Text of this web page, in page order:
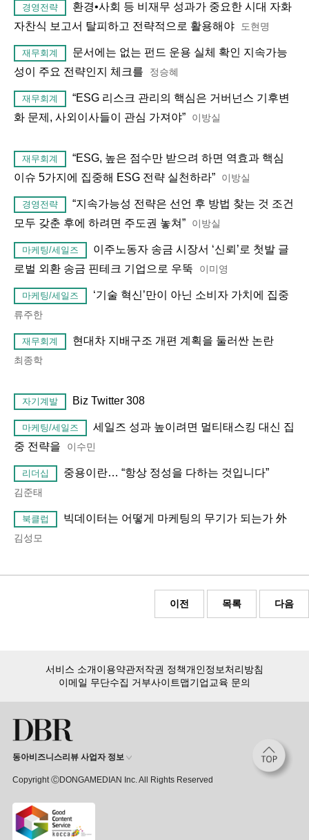
경영전략
환경•사회 등 비재무 성과가 중요한 시대 자화
자찬식 보고서 탈피하고 전략적으로 활용해야
도현명
재무회계
문서에는 없는 펀드 운용 실체 확인 지속가능
성이 주요 전략인지 체크를
정승혜
재무회계
“ESG 리스크 관리의 핵심은 거버넌스 기후변
화 문제, 사외이사들이 관심 가져야”
이방실
재무회계
“ESG, 높은 점수만 받으려 하면 역효과 핵심
이슈 5가지에 집중해 ESG 전략 실천하라”
이방실
경영전략
“지속가능성 전략은 선언 후 방법 찾는 것 조건
모두 갖춘 후에 하려면 주도권 놓쳐”
이방실
마케팅/세일즈
이주노동자 송금 시장서 ‘신뢰’로 첫발 글
로벌 외환 송금 핀테크 기업으로 우뚝
이미영
마케팅/세일즈 ‘기술 혁신’만이 아닌 소비자 가치에 집중
류주한
재무회계 현대차 지배구조 개편 계획을 둘러싼 논란
최종학
자기계발 Biz Twitter 308
마케팅/세일즈
세일즈 성과 높이려면 멀티태스킹 대신 집
중 전략을
이수민
리더십 중용이란… “항상 정성을 다하는 것입니다”
김준태
북클럽 빅데이터는 어떻게 마케팅의 무기가 되는가 外
김성모
이전 목록 다음
eBook 구매
서비스 소개이용약관저작권 정책개인정보처리방침
이메일 무단수집 거부사이트맵기업교육 문의
동아비즈니스리뷰 사업자 정보
Copyright ⒸDONGAMEDIAN Inc. All Rights Reserved